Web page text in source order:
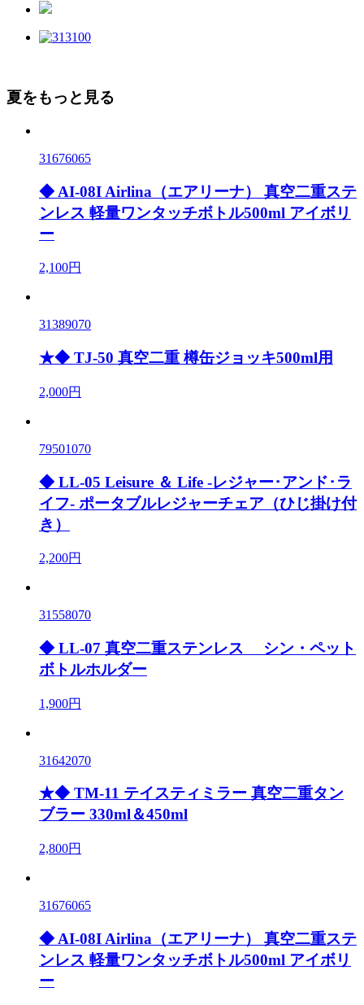
夏をもっと見る
31676065
◆ AI-08I Airlina（エアリーナ） 真空二重ステ
ンレス 軽量ワンタッチボトル500ml アイボリ
ー
2,100円
31389070
★◆ TJ-50 真空二重 樽缶ジョッキ500ml用
2,000円
79501070
◆ LL-05 Leisure ＆ Life -レジャー･アンド･ラ
イフ- ポータブルレジャーチェア（ひじ掛け付
き）
2,200円
31558070
◆ LL-07 真空二重ステンレス シン・ペット
ボトルホルダー
1,900円
31642070
★◆ TM-11 テイスティミラー 真空二重タン
ブラー 330ml＆450ml
2,800円
31676065
◆ AI-08I Airlina（エアリーナ） 真空二重ステ
ンレス 軽量ワンタッチボトル500ml アイボリ
ー